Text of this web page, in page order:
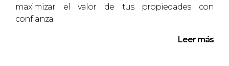
¿Qué documentos necesito para vender
mi propiedad?
Necesitarás tener la escritura de propiedad,
maximizar el valor de tus propiedades con
confianza.
Leer más